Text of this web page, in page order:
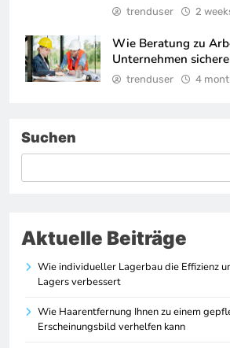
trenduser 2
Wie Beratung zu
Unternehmen
trenduser 4
Suchen
Aktuelle Beiträge
Wie individueller Lagerbau die Effizienz
Lagers verbessert
Wie Haarentfernung Ihnen zu einem
Erscheinungsbild verhelfen kann